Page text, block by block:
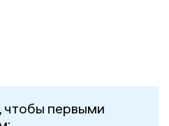
чтобы первыми